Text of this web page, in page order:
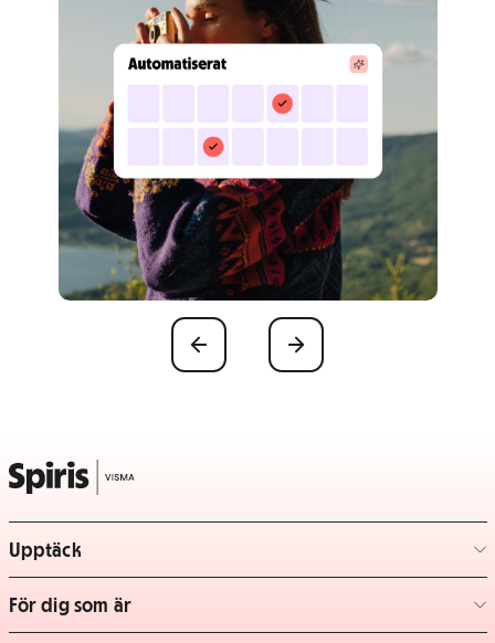
Föregående Nästa
Upptäck
– klicka för att expandera lista
För dig som är
– klicka för att expandera lista